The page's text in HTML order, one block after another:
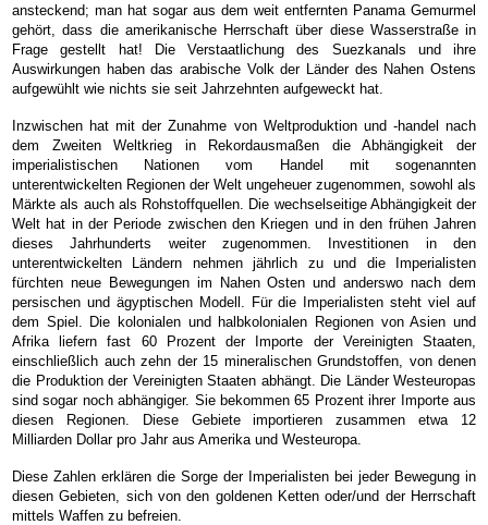
ansteckend; man hat sogar aus dem weit entfernten Panama Gemurmel
gehört, dass die amerikanische Herrschaft über diese Wasserstraße in
Frage gestellt hat! Die Verstaatlichung des Suezkanals und ihre
Auswirkungen haben das arabische Volk der Länder des Nahen Ostens
aufgewühlt wie nichts sie seit Jahrzehnten aufgeweckt hat.
Inzwischen hat mit der Zunahme von Weltproduktion und -handel nach
dem Zweiten Weltkrieg in Rekordausmaßen die Abhängigkeit der
imperialistischen Nationen vom Handel mit sogenannten
unterentwickelten Regionen der Welt ungeheuer zugenommen, sowohl als
Märkte als auch als Rohstoffquellen. Die wechselseitige Abhängigkeit der
Welt hat in der Periode zwischen den Kriegen und in den frühen Jahren
dieses Jahrhunderts weiter zugenommen. Investitionen in den
unterentwickelten Ländern nehmen jährlich zu und die Imperialisten
fürchten neue Bewegungen im Nahen Osten und anderswo nach dem
persischen und ägyptischen Modell. Für die Imperialisten steht viel auf
dem Spiel. Die kolonialen und halbkolonialen Regionen von Asien und
Afrika liefern fast 60 Prozent der Importe der Vereinigten Staaten,
einschließlich auch zehn der 15 mineralischen Grundstoffen, von denen
die Produktion der Vereinigten Staaten abhängt. Die Länder Westeuropas
sind sogar noch abhängiger. Sie bekommen 65 Prozent ihrer Importe aus
diesen Regionen. Diese Gebiete importieren zusammen etwa 12
Milliarden Dollar pro Jahr aus Amerika und Westeuropa.
Diese Zahlen erklären die Sorge der Imperialisten bei jeder Bewegung in
diesen Gebieten, sich von den goldenen Ketten oder/und der Herrschaft
mittels Waffen zu befreien.